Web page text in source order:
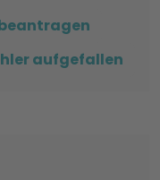
aufgefallen